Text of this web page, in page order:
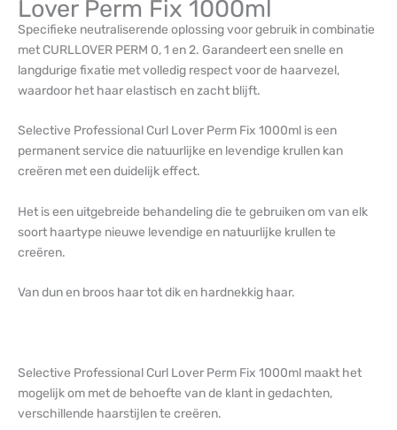
Lover Perm Fix 1000ml
Specifieke neutraliserende oplossing voor gebruik in combinatie
met CURLLOVER PERM 0, 1 en 2. Garandeert een snelle en
langdurige fixatie met volledig respect voor de haarvezel,
waardoor het haar elastisch en zacht blijft.
Selective Professional Curl Lover Perm Fix 1000ml is een
permanent service die natuurlijke en levendige krullen kan
creëren met een duidelijk effect.
Het is een uitgebreide behandeling die te gebruiken om van elk
soort haartype nieuwe levendige en natuurlijke krullen te
creëren.
Van dun en broos haar tot dik en hardnekkig haar.
Selective Professional Curl Lover Perm Fix 1000ml maakt het
mogelijk om met de behoefte van de klant in gedachten,
verschillende haarstijlen te creëren.